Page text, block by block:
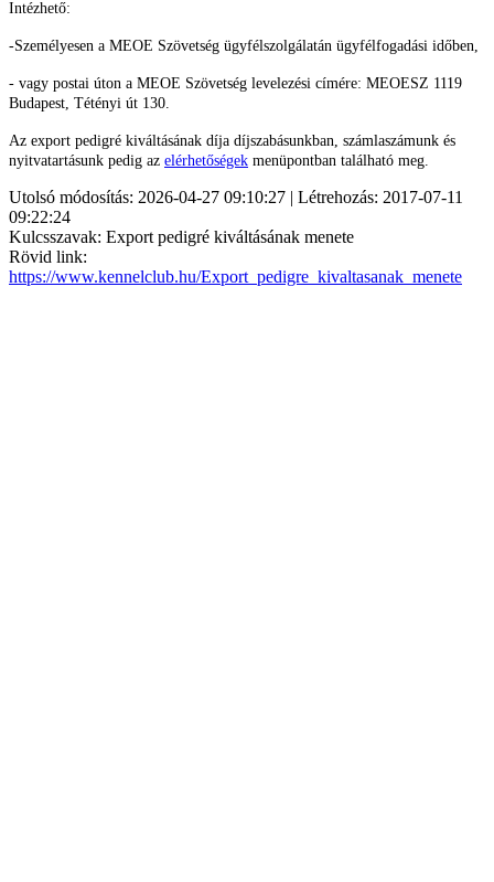
Intézhető:
-Személyesen a MEOE Szövetség ügyfélszolgálatán ügyfélfogadási időben,
- vagy postai úton a MEOE Szövetség levelezési címére: MEOESZ 1119
Budapest, Tétényi út 130.
Az export pedigré kiváltásának díja díjszabásunkban, számlaszámunk és
nyitvatartásunk pedig az elérhetőségek menüpontban található meg.
Utolsó módosítás: 2026-04-27 09:10:27 | Létrehozás: 2017-07-11
09:22:24
Kulcsszavak: Export pedigré kiváltásának menete
Rövid link:
https://www.kennelclub.hu/Export_pedigre_kivaltasanak_menete